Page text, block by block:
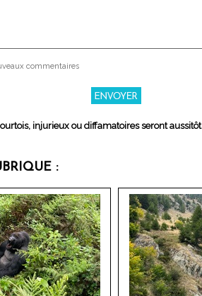
commentaires
injurieux ou diffamatoires seront
: